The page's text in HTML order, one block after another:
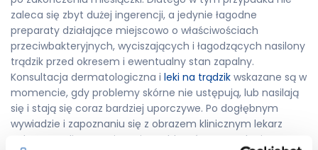
zaleca się zbyt dużej ingerencji, a jedynie łagodne
preparaty działające miejscowo o właściwościach
przeciwbakteryjnych, wyciszających i łagodzących nasilony
trądzik przed okresem i ewentualny stan zapalny.
Konsultacja dermatologiczna i leki na trądzik wskazane są w
momencie, gdy problemy skórne nie ustępują, lub nasilają
się i stają się coraz bardziej uporczywe. Po dogłębnym
wywiadzie i zapoznaniu się z obrazem klinicznym lekarz
wskaże możliwe rozwiązania problemów oraz zaleci